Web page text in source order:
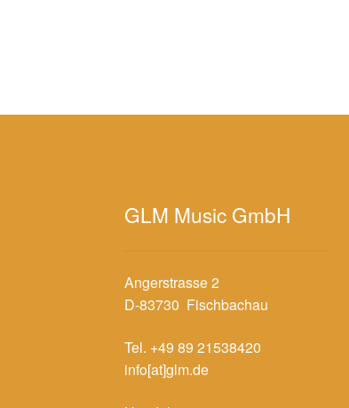
GLM Music GmbH
Angerstrasse 2
D-83730 Fischbachau
Tel. +49 89 21538420
info[at]glm.de